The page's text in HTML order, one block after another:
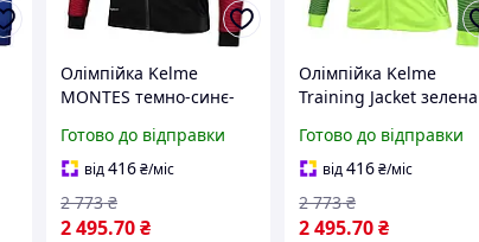
Олімпійка Kelme
MONTES темно-синє-
Готово до відправки
від416₴/міс
2 495.70₴
2 773 ₴
Олімпійка Kelme
Training Jacket зелена
Готово до відправки
від416₴/міс
2 495.70₴
2 773 ₴